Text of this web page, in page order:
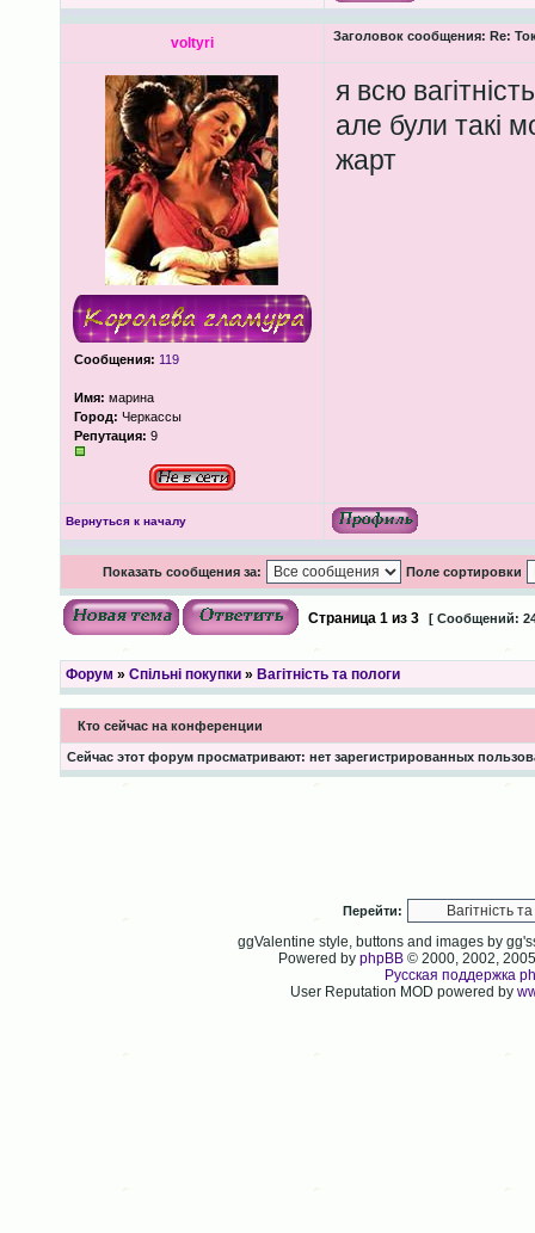
voltyri Заголовок сообщения: Re:
Сообщения: 119
Имя: марина
Город: Черкассы
Репутация: 9
я всю
але були такі
жарт
Вернуться к началу
Показать сообщения за: Поле сортировки
Страница 1из 3 [ Сообщений:
Форум » Спільні покупки» Вагітність та пологи
Кто сейчас на конференции
Сейчас этот форум просматривают: нет зарегистрированных
Перейти:
ggValentine style, buttons and images by
Powered byphpBB © 2000, 2002,
Русская поддержка
User Reputation MOD powered by